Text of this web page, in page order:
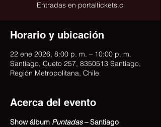
Entradas en portaltickets.cl
Horario y ubicación
22 ene 2026, 8:00 p. m. – 10:00 p. m.
Santiago, Cueto 257, 8350513 Santiago,
Región Metropolitana, Chile
Acerca del evento
Show álbum Puntadas – Santiago